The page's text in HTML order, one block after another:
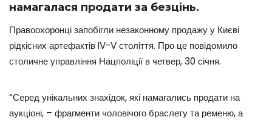
намагалася продати за безцінь.
Правоохоронці запобігли незаконному продажу у Києві
рідкісних артефактів IV-V століття. Про це повідомило
столичне управління Нацполіції в четвер, 30 січня.
“Серед унікальних знахідок, які намагались продати на
аукціоні, – фрагменти чоловічого браслету та ременю, а